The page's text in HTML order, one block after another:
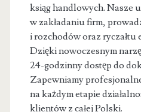
ksiąg handlowych. Nasze
w zakładaniu firm,
i rozchodów oraz ryczałtu
Dzięki nowoczesnym
24-godzinny dostęp do
Zapewniamy
na każdym etapie
klientów z całej Polski.